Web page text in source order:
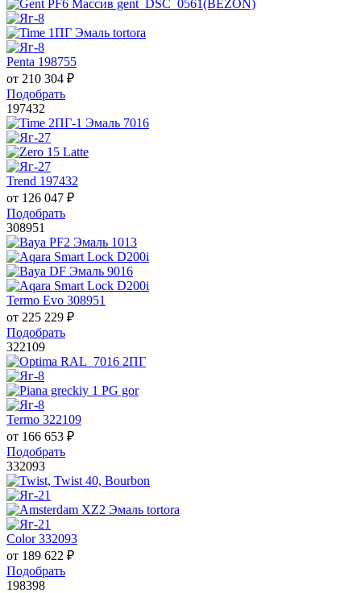
Penta 198755
от 210 304 ₽
Подобрать
197432
Trend 197432
от 126 047 ₽
Подобрать
308951
Termo Evo 308951
от 225 229 ₽
Подобрать
322109
Termo 322109
от 166 653 ₽
Подобрать
332093
Color 332093
от 189 622 ₽
Подобрать
198398